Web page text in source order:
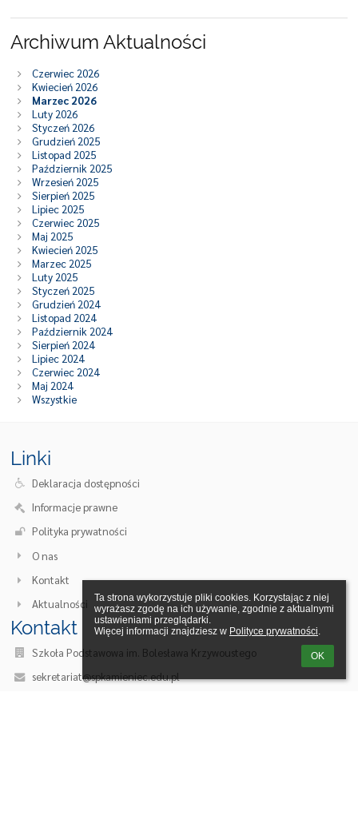
Ta strona wykorzystuje pliki cookies. Korzystając z niej
wyrażasz zgodę na ich używanie, zgodnie z aktualnymi
ustawieniami przeglądarki.
Więcej informacji znajdziesz w Polityce prywatności.
OK
Archiwum Aktualności
Czerwiec 2026
Kwiecień 2026
Marzec 2026
Luty 2026
Styczeń 2026
Grudzień 2025
Listopad 2025
Październik 2025
Wrzesień 2025
Sierpień 2025
Lipiec 2025
Czerwiec 2025
Maj 2025
Kwiecień 2025
Marzec 2025
Luty 2025
Styczeń 2025
Grudzień 2024
Listopad 2024
Październik 2024
Sierpień 2024
Lipiec 2024
Czerwiec 2024
Maj 2024
Wszystkie
Linki
Deklaracja dostępności
Informacje prawne
Polityka prywatności
O nas
Kontakt
Aktualności
Kontakt
Szkoła Podstawowa im. Bolesława Krzywoustego
sekretariat@spkamieniec.edu.pl